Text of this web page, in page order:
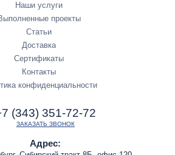
Наши услуги
проекты
Статьи
Доставка
Сертификаты
Контакты
конфиденциальности
(343) 351-72-72
ЗАКАЗАТЬ ЗВОНОК
Адрес: